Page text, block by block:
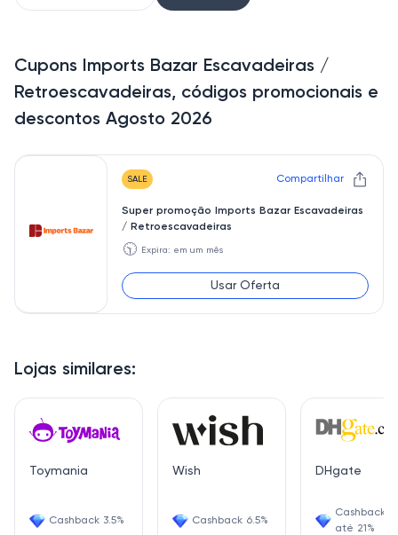
Lojas similares:
Toymania
Cashback 3.5%
Wish
Cashback 6.5%
DHgate
Cashback
até 21%
Cupons Imports Bazar Escavadeiras /
Retroescavadeiras, códigos promocionais e
descontos Agosto 2026
SALE Compartilhar
Super promoção Imports Bazar Escavadeiras
/ Retroescavadeiras
🕥 Expira: em um mês
Usar Oferta